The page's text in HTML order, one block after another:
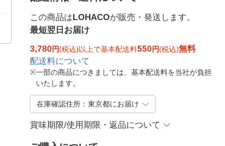
この商品はLOHACOが販売・発送します。
最短翌日お届け
3,780円(税込)以上で基本配送料550円(税込)無料
配送料について
※一部の商品につきましては、基本配送料を当社が負担
いたします。
在庫確認住所：東京都にお届け
賞味期限/使用期限・返品について